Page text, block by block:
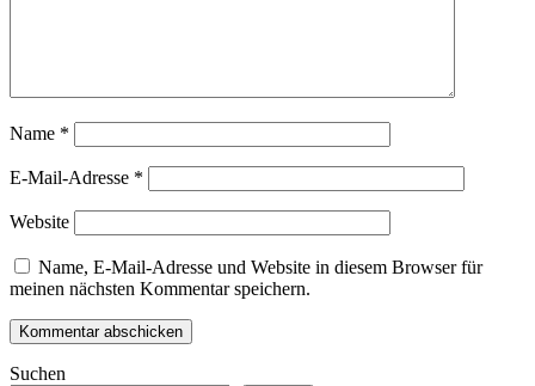
Name *
E-Mail-Adresse *
Website
Name, E-Mail-Adresse und Website in diesem Browser für
meinen nächsten Kommentar speichern.
Suchen